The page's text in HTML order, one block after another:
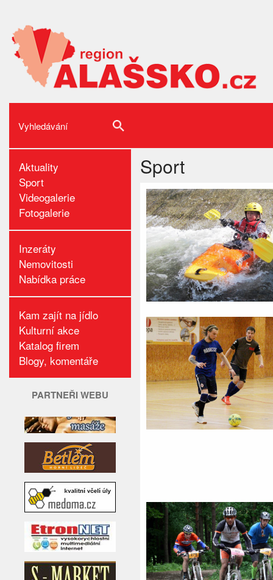
Aktuality
Sport
Videogalerie
Fotogalerie
Inzeráty
Nemovitosti
Nabídka práce
Kam zajít na jídlo
Kulturní akce
Katalog firem
Blogy, komentáře
PARTNEŘI WEBU
Sport